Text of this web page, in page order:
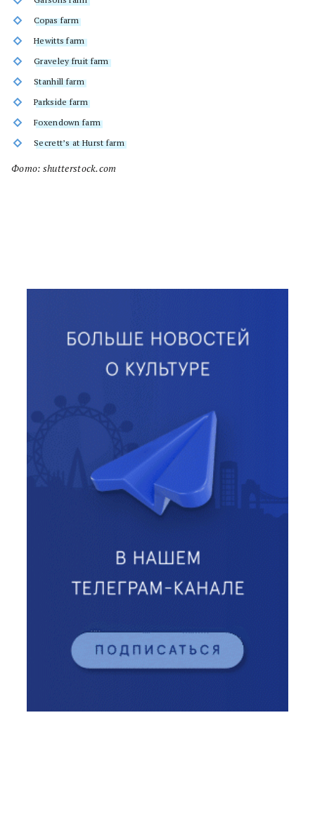
Copas farm
Hewitts farm
Graveley fruit farm
Stanhill farm
Parkside farm
Foxendown farm
Secrett’s at Hurst farm
Фото: shutterstock.com